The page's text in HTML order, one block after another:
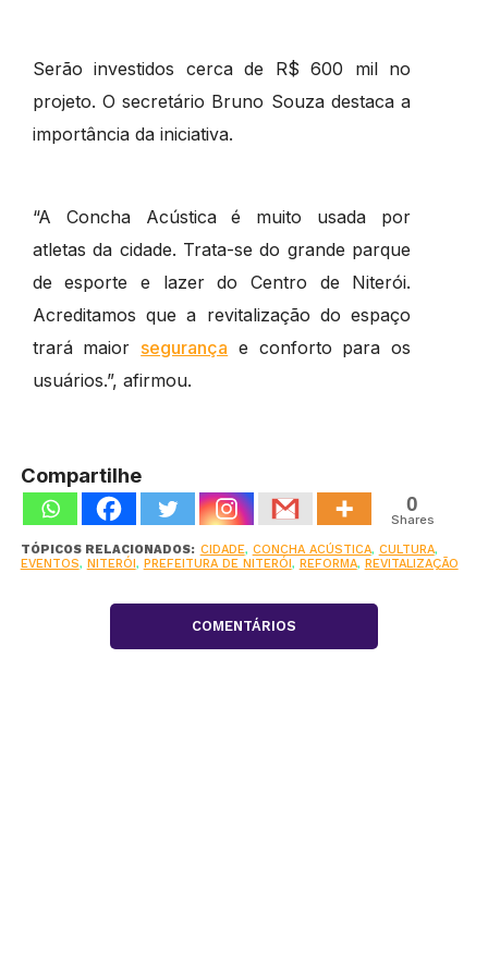
Serão investidos cerca de R$ 600 mil no
projeto. O secretário Bruno Souza destaca a
importância da iniciativa.
“A Concha Acústicaé muito usada por
atletas da cidade. Trata-se do grande parque
de esporte e lazer do Centro de Niterói.
Acreditamos que a revitalização do espaço
trará maior segurança e conforto para os
usuários.”, afirmou.
Compartilhe
0
Shares
TÓPICOS RELACIONADOS: CIDADE, CONCHA ACÚSTICA, CULTURA,
EVENTOS, NITERÓI , PREFEITURA DE NITERÓI , REFORMA, REVITALIZAÇÃO
COMENTÁRIOS